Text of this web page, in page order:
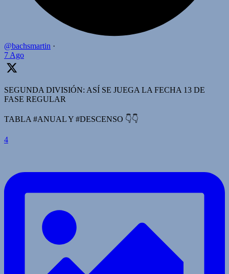
@bachsmartin ·
7 Ago
SEGUNDA DIVISIÓN: ASÍ SE JUEGA LA FECHA 13 DE
FASE REGULAR
TABLA #ANUAL Y #DESCENSO 👇👇
4